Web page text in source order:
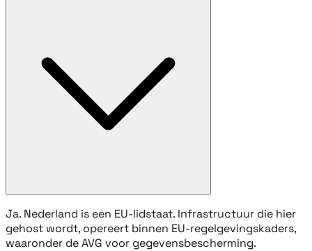
Ja. Nederland is een EU-lidstaat. Infrastructuur die hier
gehost wordt, opereert binnen EU-regelgevingskaders,
waaronder de AVG voor gegevensbescherming.